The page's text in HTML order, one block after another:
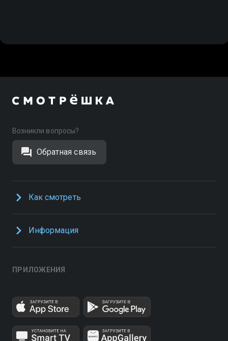
Возникли вопросы?
Обратная связь
Как смотреть
Информация
ПРИЛОЖЕНИЯ